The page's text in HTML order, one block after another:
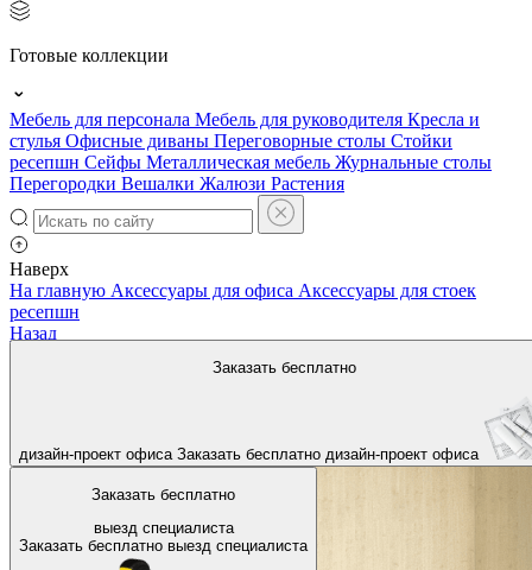
Готовые коллекции
Мебель для персонала Мебель для руководителя Кресла и
стулья Офисные диваны Переговорные столы Стойки
ресепшн Сейфы Металлическая мебель Журнальные столы
Перегородки Вешалки Жалюзи Растения
Наверх
Заказать бесплатно
дизайн-проект офиса Заказать бесплатно дизайн-проект офиса
Заказать бесплатно
выезд специалиста
Заказать бесплатно выезд специалиста
На главную Аксессуары для офиса Аксессуары для стоек
ресепшн
Назад